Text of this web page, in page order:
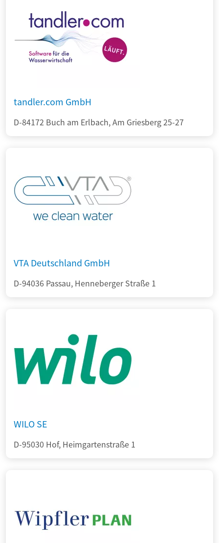
tandler.com GmbH
D-84172 Buch am Erlbach, Am Griesberg 25-27
VTA Deutschland GmbH
D-94036 Passau, Henneberger Straße 1
WILO SE
D-95030 Hof, Heimgartenstraße 1